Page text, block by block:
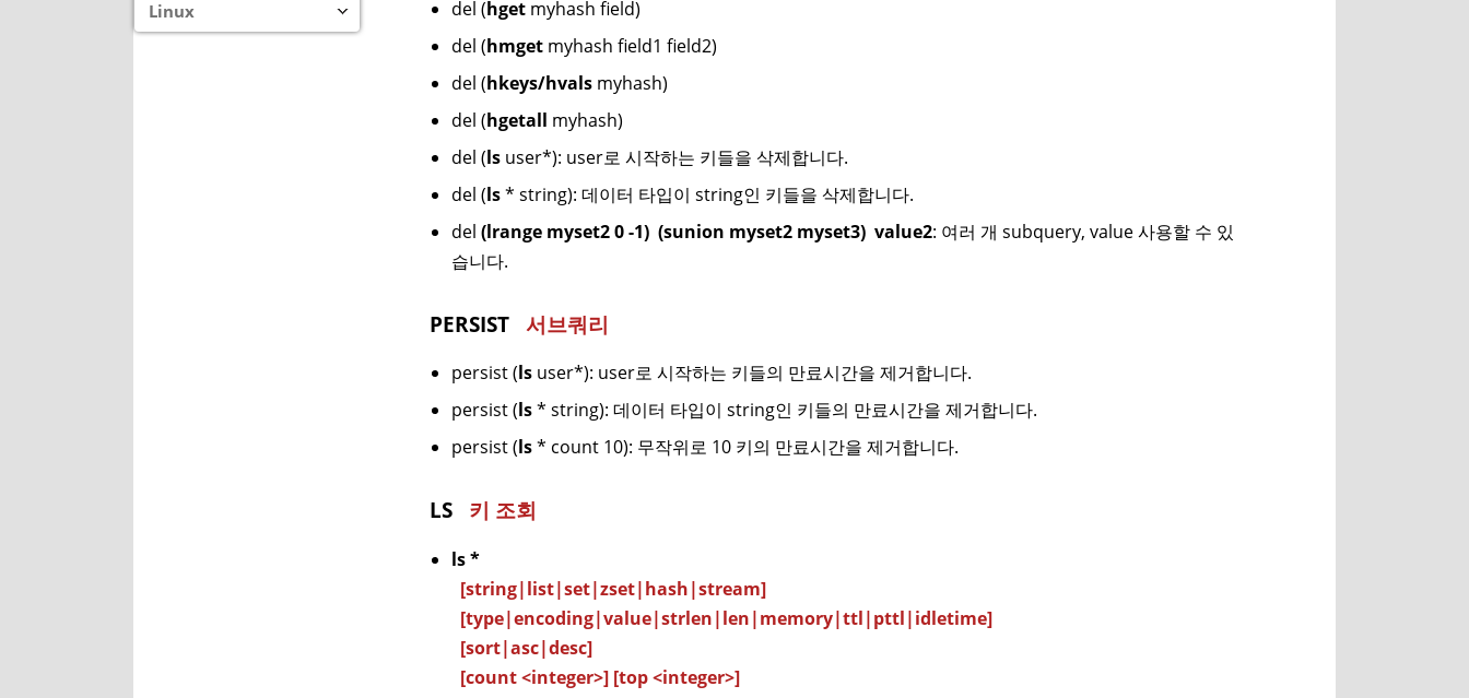
Linux
del (hget myhash field)
del (hmget myhash field1 field2)
del (hkeys/hvals myhash)
del (hgetall myhash)
del (ls user*): user로 시작하는 키들을 삭제합니다.
del (ls* string): 데이터 타입이 string인 키들을 삭제합니다.
del (lrange myset2 0 -1) (sunion myset2 myset3) value2: 여러 개 subquery, value 사용할 수 있
습니다.
PERSIST 서브쿼리
persist (ls user*): user로 시작하는 키들의 만료시간을 제거합니다.
persist (ls* string): 데이터 타입이 string인 키들의 만료시간을 제거합니다.
persist (ls* count 10): 무작위로 10 키의 만료시간을 제거합니다.
LS 키 조회
ls *
[string|list|set|zset|hash|stream]
[type|encoding|value|strlen|len|memory|ttl|pttl|idletime]
[sort|asc|desc]
[count <integer>] [top <integer>]